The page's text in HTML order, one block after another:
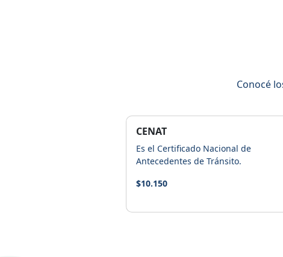
Conocé
CENAT
Es el Certificado Nacional de
Antecedentes de Tránsito.
$10.150